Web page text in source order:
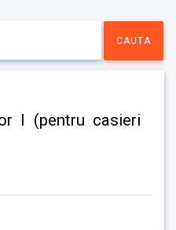
I (pentru casieri